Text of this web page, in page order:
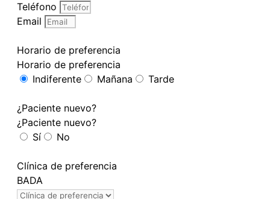
Teléfono
Email
Horario de preferencia
Horario de preferencia
Indiferente
Mañana Tarde
¿Paciente nuevo?
¿Paciente nuevo?
Sí
No
Clínica de preferencia
BADA